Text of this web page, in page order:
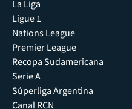
La Liga
Ligue 1
Nations League
Premier League
Recopa Sudamericana
Serie A
Súperliga Argentina
Canal RCN